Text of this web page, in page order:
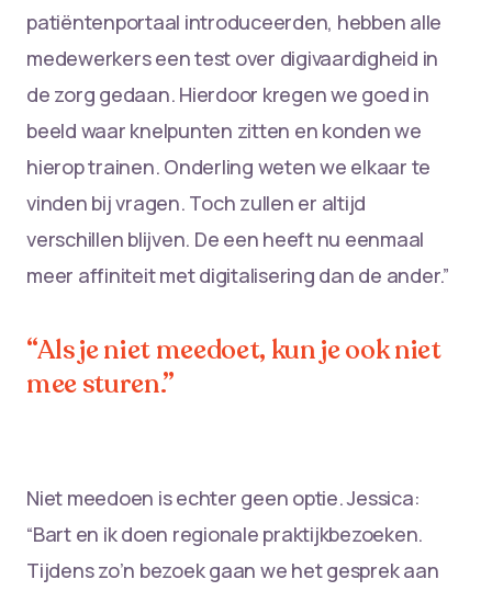
patiëntenportaal introduceerden, hebben alle
medewerkers een test over digivaardigheid in
de zorg gedaan. Hierdoor kregen we goed in
beeld waar knelpunten zitten en konden we
hierop trainen. Onderling weten we elkaar te
vinden bij vragen. Toch zullen er altijd
verschillen blijven. De een heeft nu eenmaal
meer affiniteit met digitalisering dan de ander.”
“Als je niet meedoet, kun je ook niet
mee sturen.”
Niet meedoen is echter geen optie. Jessica:
“Bart en ik doen regionale praktijkbezoeken.
Tijdens zo’n bezoek gaan we het gesprek aan